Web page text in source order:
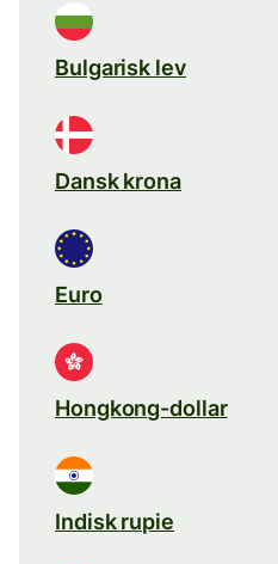
Bulgarisk lev
Dansk krona
Euro
Hongkong-dollar
Indisk rupie